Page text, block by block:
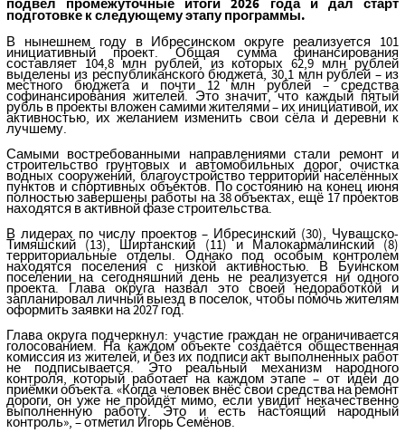
подвёл промежуточные итоги 2026 года и дал старт
подготовке к следующему этапу программы.
В нынешнем году в Ибресинском округе реализуется 101
инициативный проект. Общая сумма финансирования
составляет 104,8 млн рублей, из которых 62,9 млн рублей
выделены из республиканского бюджета, 30,1 млн рублей – из
местного бюджета и почти 12 млн рублей – средства
софинансирования жителей. Это значит, что каждый пятый
рубль в проекты вложен самими жителями – их инициативой, их
активностью, их желанием изменить свои сёла и деревни к
лучшему.
Самыми востребованными направлениями стали ремонт и
строительство грунтовых и автомобильных дорог, очистка
водных сооружений, благоустройство территорий населённых
пунктов и спортивных объектов. По состоянию на конец июня
полностью завершены работы на 38 объектах, ещё 17 проектов
находятся в активной фазе строительства.
В лидерах по числу проектов – Ибресинский (30), Чувашско-
Тимяшский (13), Ширтанский (11) и Малокармалинский (8)
территориальные отделы. Однако под особым контролем
находятся поселения с низкой активностью. В Буинском
поселении на сегодняшний день не реализуется ни одного
проекта. Глава округа назвал это своей недоработкой и
запланировал личный выезд в поселок, чтобы помочь жителям
оформить заявки на 2027 год.
Глава округа подчеркнул: участие граждан не ограничивается
голосованием. На каждом объекте создаётся общественная
комиссия из жителей, и без их подписи акт выполненных работ
не подписывается. Это реальный механизм народного
контроля, который работает на каждом этапе – от идеи до
приёмки объекта. «Когда человек внёс свои средства на ремонт
дороги, он уже не пройдёт мимо, если увидит некачественно
выполненную работу. Это и есть настоящий народный
контроль», – отметил Игорь Семёнов.